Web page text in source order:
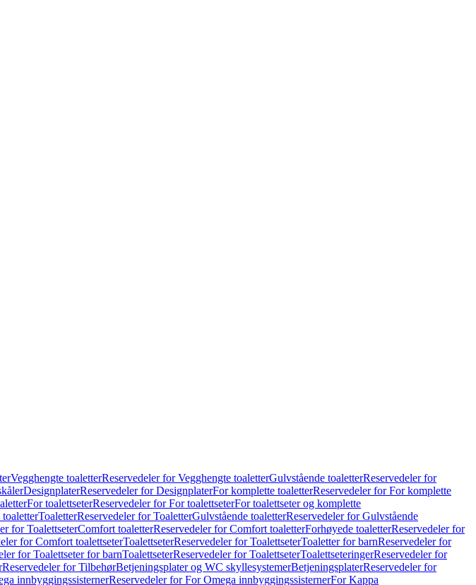
Vegghengte toaletterReservedeler for Vegghengte toaletterGulvstående toaletterReservedeler for
DesignplaterReservedeler for DesignplaterFor komplette toaletterReservedeler for For komplette
For toalettseterReservedeler for For toalettseterFor toalettseter og komplette
ToaletterReservedeler for ToaletterGulvstående toaletterReservedeler for Gulvstående
for ToalettseterComfort toaletterReservedeler for Comfort toaletterForhøyede toaletterReservedeler for
for Comfort toalettseterToalettseterReservedeler for ToalettseterToaletter for barnReservedeler for
for Toalettseter for barnToalettseterReservedeler for ToalettseterToalettseteringerReservedeler for
Reservedeler for TilbehørBetjeningsplater og WC skyllesystemerBetjeningsplaterReservedeler for
innbyggingssisternerReservedeler for For Omega innbyggingssisternerFor Kappa